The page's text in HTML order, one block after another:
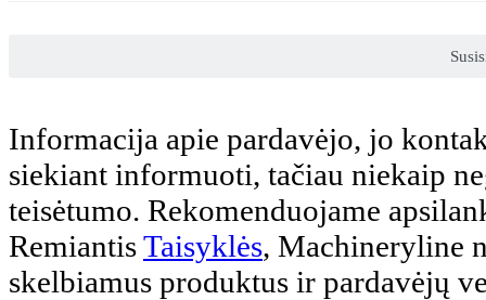
Informacija apie pardavėjo, jo
siekiant informuoti, tačiau niekaip
teisėtumo. Rekomenduojame
RemiantisTaisyklės, Machineryline
skelbiamus produktus ir pardavėjų